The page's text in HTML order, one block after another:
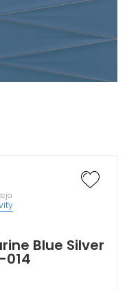
Blue Silver
014